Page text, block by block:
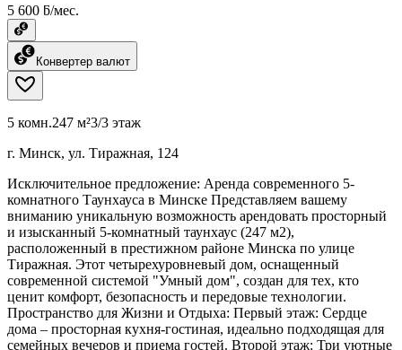
5 600 ƃ/мес.
Конвертер валют
5 комн.247 м²3/3 этаж
г. Минск, ул. Тиражная, 124
Исключительное предложение: Аренда современного 5-
комнатного Таунхауса в Минске Представляем вашему
вниманию уникальную возможность арендовать просторный
и изысканный 5-комнатный таунхаус (247 м2),
расположенный в престижном районе Минска по улице
Тиражная. Этот четырехуровневый дом, оснащенный
современной системой "Умный дом", создан для тех, кто
ценит комфорт, безопасность и передовые технологии.
Пространство для Жизни и Отдыха: Первый этаж: Сердце
дома – просторная кухня-гостиная, идеально подходящая для
семейных вечеров и приема гостей. Второй этаж: Три уютные